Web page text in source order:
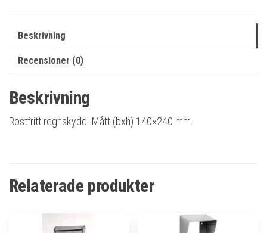
Beskrivning
Recensioner (0)
Beskrivning
Rostfritt regnskydd. Mått (bxh) 140×240 mm.
Relaterade produkter